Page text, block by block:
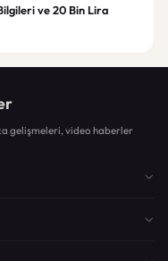
ve 20 Bin Lira
gelişmeleri, video haberler